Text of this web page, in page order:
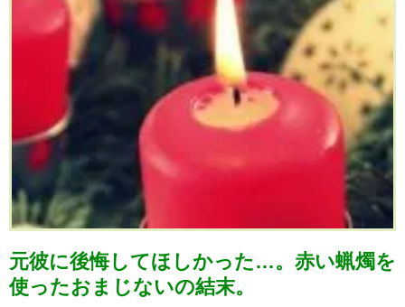
元彼に後悔してほしかった…。赤い蝋燭を
使ったおまじないの結末。